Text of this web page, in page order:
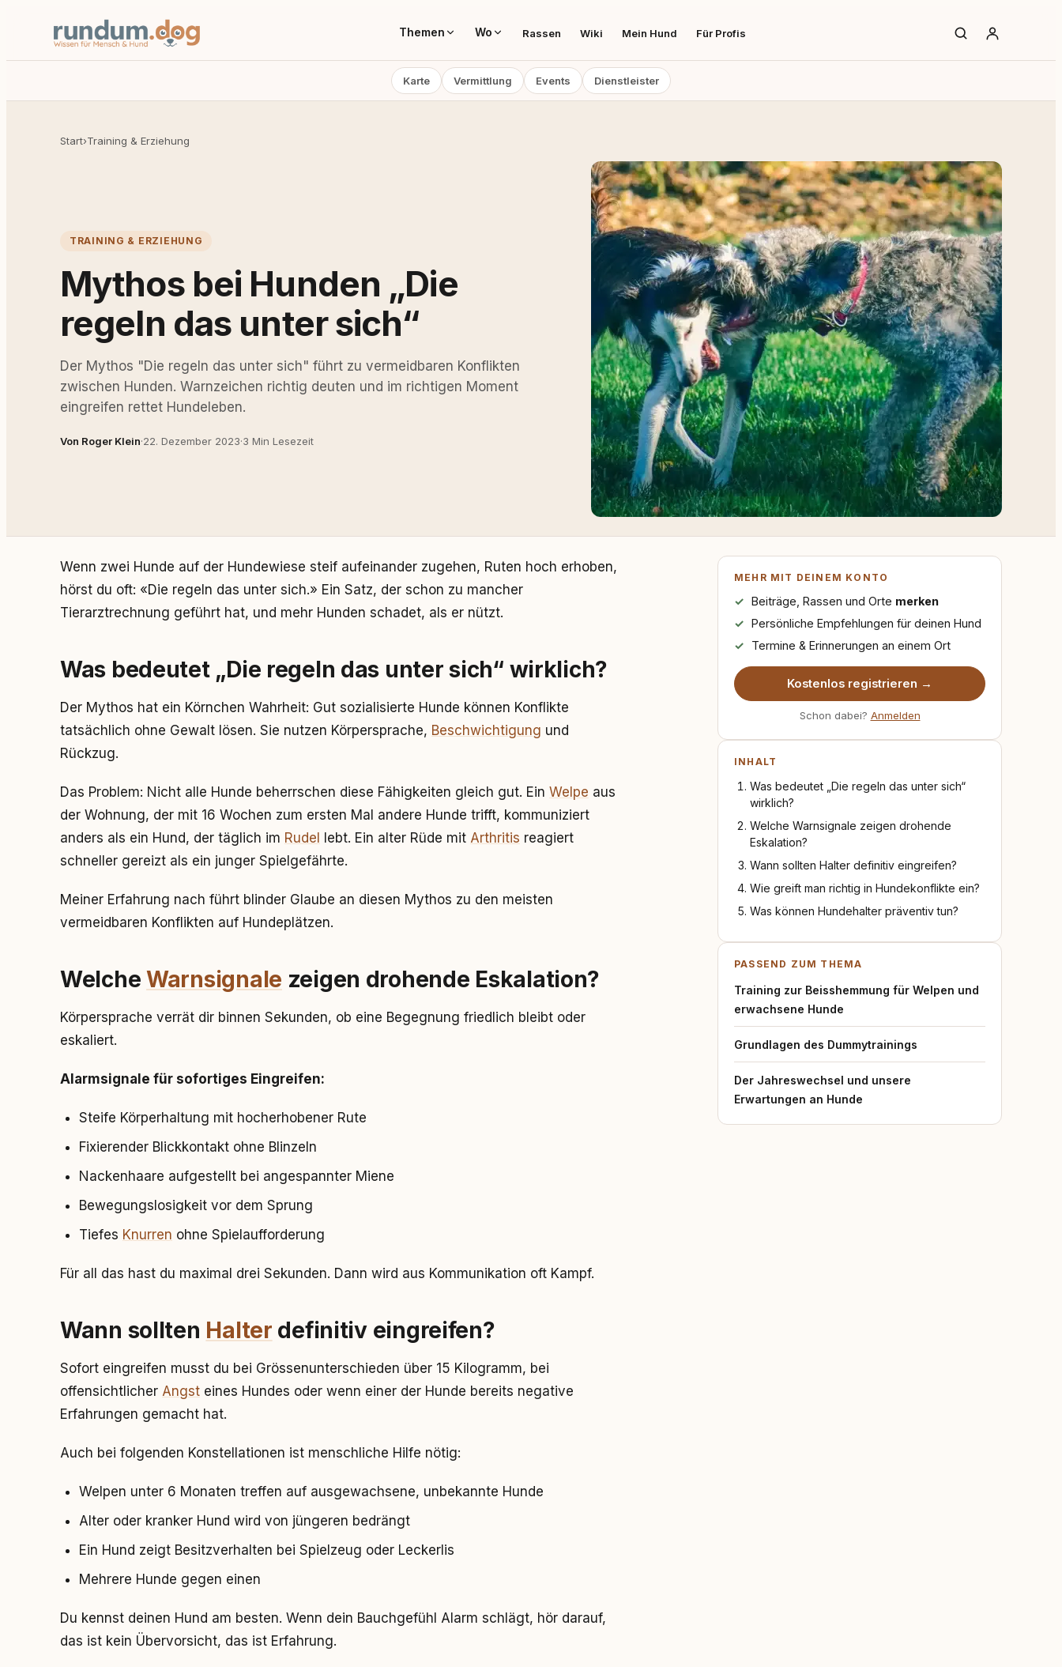
Themen Wo Rassen Wiki Mein Hund Für Profis
Karte Vermittlung Events Dienstleister
Start›Training & Erziehung
TRAINING & ERZIEHUNG
Mythos bei Hunden „Die
regeln das unter sich“
Der Mythos "Die regeln das unter sich" führt zu vermeidbaren Konflikten
zwischen Hunden. Warnzeichen richtig deuten und im richtigen Moment
eingreifen rettet Hundeleben.
Von Roger Klein·22. Dezember 2023·3 Min Lesezeit
Wenn zwei Hunde auf der Hundewiese steif aufeinander zugehen, Ruten hoch erhoben,
hörst du oft: «Die regeln das unter sich.» Ein Satz, der schon zu mancher
Tierarztrechnung geführt hat, und mehr Hunden schadet, als er nützt.
Was bedeutet „Die regeln das unter sich“ wirklich?
Der Mythos hat ein Körnchen Wahrheit: Gut sozialisierte Hunde können Konflikte
tatsächlich ohne Gewalt lösen. Sie nutzen Körpersprache, Beschwichtigung und
Rückzug.
Das Problem: Nicht alle Hunde beherrschen diese Fähigkeiten gleich gut. Ein Welpe aus
der Wohnung, der mit 16 Wochen zum ersten Mal andere Hunde trifft, kommuniziert
anders als ein Hund, der täglich im Rudel lebt. Ein alter Rüde mit Arthritis reagiert
schneller gereizt als ein junger Spielgefährte.
Meiner Erfahrung nach führt blinder Glaube an diesen Mythos zu den meisten
vermeidbaren Konflikten auf Hundeplätzen.
WelcheWarnsignale zeigen drohende Eskalation?
Körpersprache verrät dir binnen Sekunden, ob eine Begegnung friedlich bleibt oder
eskaliert.
Alarmsignale für sofortiges Eingreifen:
Steife Körperhaltung mit hocherhobener Rute
Fixierender Blickkontakt ohne Blinzeln
Nackenhaare aufgestellt bei angespannter Miene
Bewegungslosigkeit vor dem Sprung
Tiefes Knurren ohne Spielaufforderung
Für all das hast du maximal drei Sekunden. Dann wird aus Kommunikation oft Kampf.
Wann sollten Halter definitiv eingreifen?
Sofort eingreifen musst du bei Grössenunterschieden über 15 Kilogramm, bei
offensichtlicher Angst eines Hundes oder wenn einer der Hunde bereits negative
Erfahrungen gemacht hat.
Auch bei folgenden Konstellationen ist menschliche Hilfe nötig:
Welpen unter 6 Monaten treffen auf ausgewachsene, unbekannte Hunde
Alter oder kranker Hund wird von jüngeren bedrängt
Ein Hund zeigt Besitzverhalten bei Spielzeug oder Leckerlis
Mehrere Hunde gegen einen
Du kennst deinen Hund am besten. Wenn dein Bauchgefühl Alarm schlägt, hör darauf,
das ist kein Übervorsicht, das ist Erfahrung.
MEHR MIT DEINEM KONTO
Beiträge, Rassen und Orte merken
Persönliche Empfehlungen für deinen Hund
Termine & Erinnerungen an einem Ort
Kostenlos registrieren →
Schon dabei? Anmelden
INHALT
Was bedeutet „Die regeln das unter sich“
wirklich?
Welche Warnsignale zeigen drohende
Eskalation?
Wann sollten Halter definitiv eingreifen?
Wie greift man richtig in Hundekonflikte ein?
Was können Hundehalter präventiv tun?
PASSEND ZUM THEMA
Training zur Beisshemmung für Welpen und
erwachsene Hunde
Grundlagen des Dummytrainings
Der Jahreswechsel und unsere
Erwartungen an Hunde